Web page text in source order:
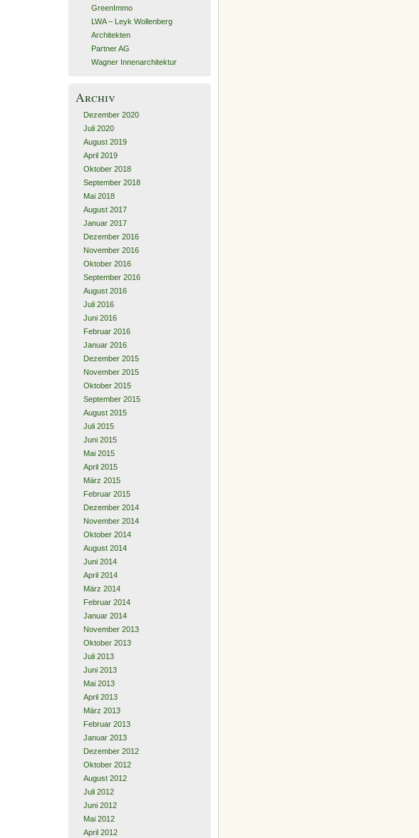
GreenImmo
LWA – Leyk Wollenberg
Architekten
Partner AG
Wagner Innenarchitektur
Archiv
Dezember 2020
Juli 2020
August 2019
April 2019
Oktober 2018
September 2018
Mai 2018
August 2017
Januar 2017
Dezember 2016
November 2016
Oktober 2016
September 2016
August 2016
Juli 2016
Juni 2016
Februar 2016
Januar 2016
Dezember 2015
November 2015
Oktober 2015
September 2015
August 2015
Juli 2015
Juni 2015
Mai 2015
April 2015
März 2015
Februar 2015
Dezember 2014
November 2014
Oktober 2014
August 2014
Juni 2014
April 2014
März 2014
Februar 2014
Januar 2014
November 2013
Oktober 2013
Juli 2013
Juni 2013
Mai 2013
April 2013
März 2013
Februar 2013
Januar 2013
Dezember 2012
Oktober 2012
August 2012
Juli 2012
Juni 2012
Mai 2012
April 2012